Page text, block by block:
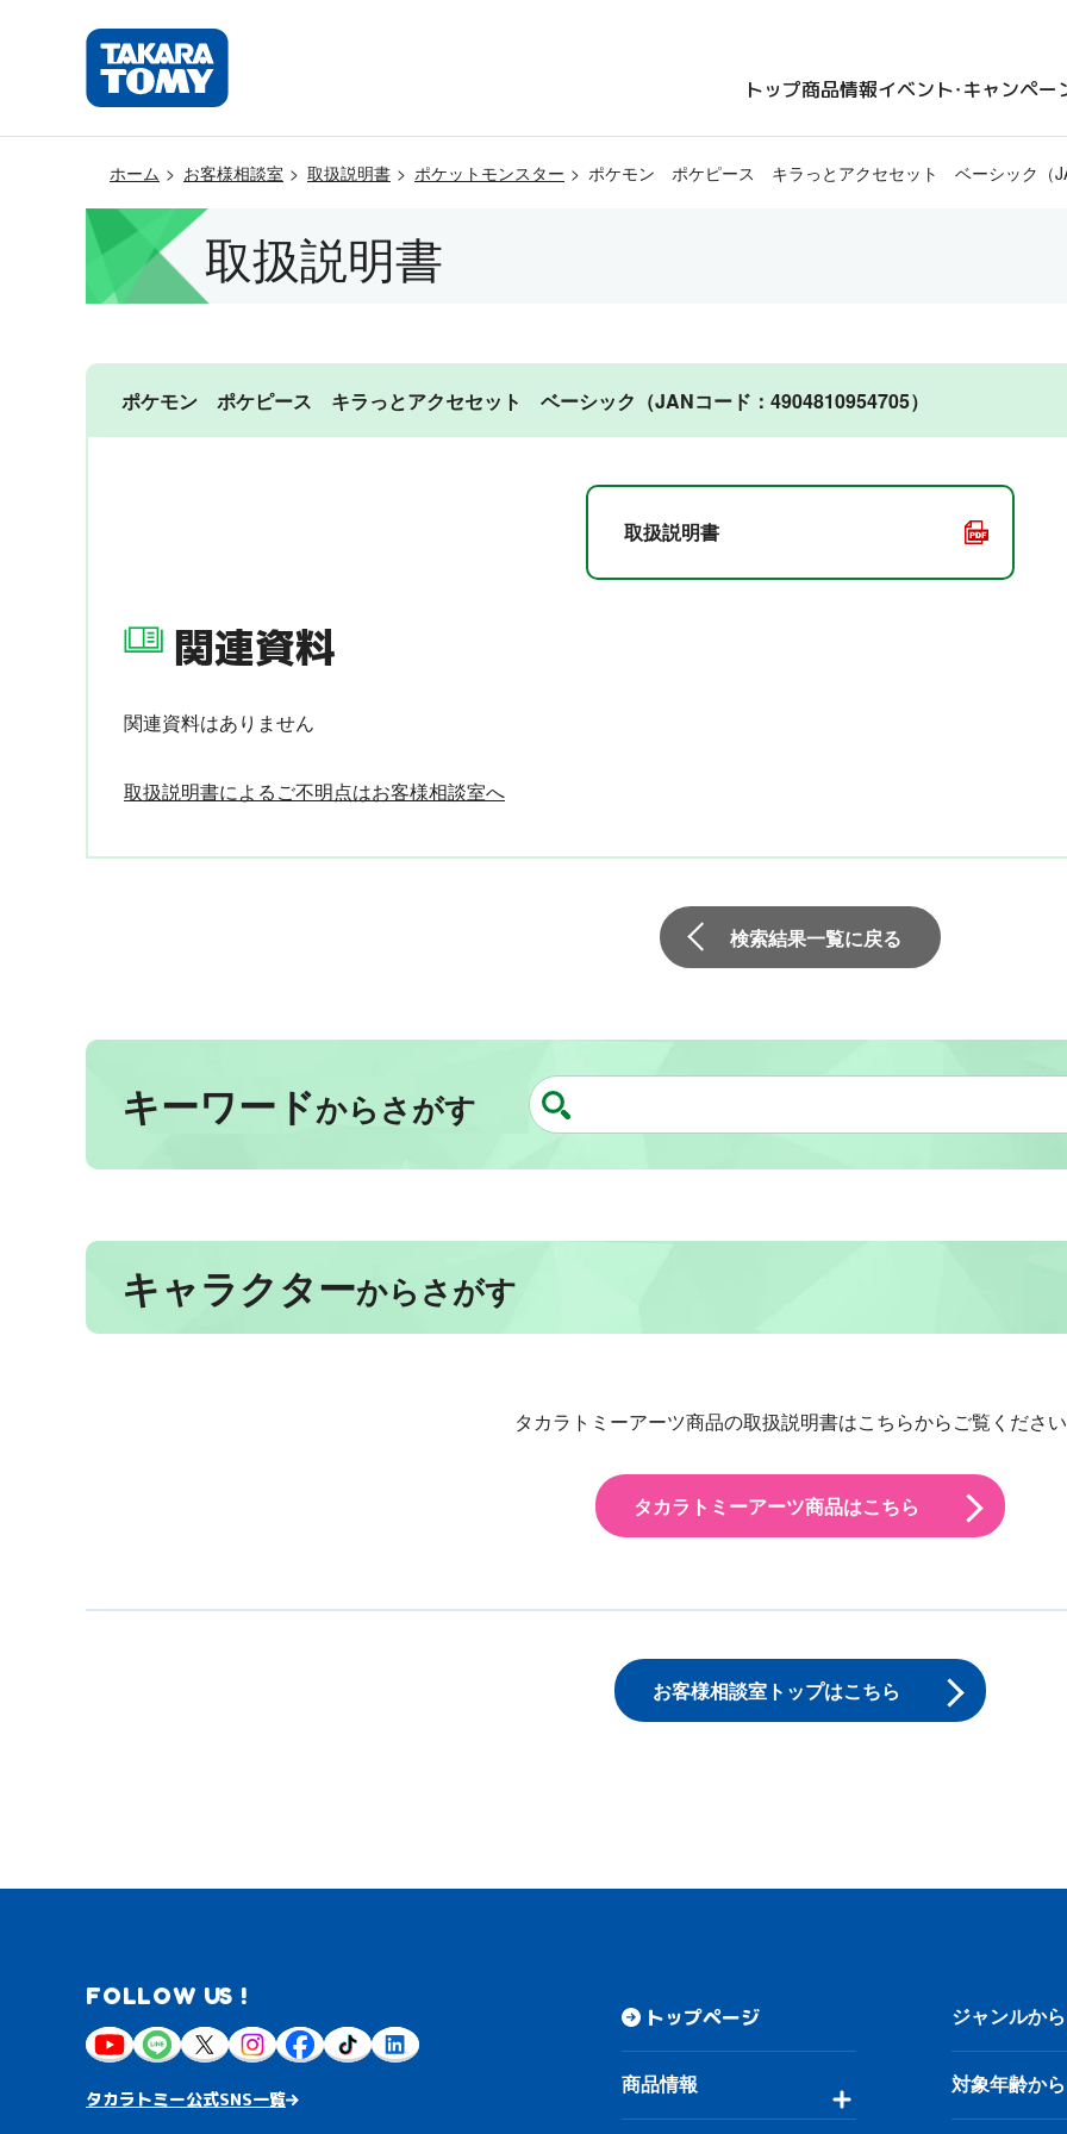
トップ商品情報イベント・キャンペー
ホーム お客様相談室 取扱説明書 ポケットモンスター ポケモン ポケピース キラっとアクセセット ベーシック（
取扱説明書
ポケモン ポケピース キラっとアクセセット ベーシック（JANコード：4904810954705）
取扱説明書
関連資料
関連資料はありません
取扱説明書によるご不明点はお客様相談室へ
検索結果一覧に戻る
キーワードからさがす
キャラクターからさがす
タカラトミーアーツ商品の取扱説明書はこちらからご覧くださ
タカラトミーアーツ商品はこちら
お客様相談室トップはこちら
FOLLOW US !
タカラトミー公式SNS一覧
トップページ
商品情報
ジャンルか
対象年齢か